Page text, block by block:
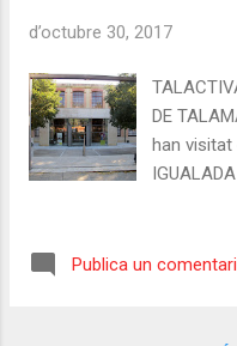
d’octubre 30, 2017
DE
han visitat
IGUALADA
Publica un